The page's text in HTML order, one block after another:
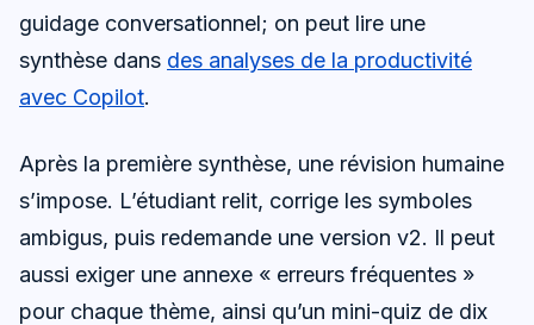
guidage conversationnel; on peut lire une
synthèse dans des analyses de la productivité
avec Copilot.
Après la première synthèse, une révision humaine
s’impose. L’étudiant relit, corrige les symboles
ambigus, puis redemande une version v2. Il peut
aussi exiger une annexe « erreurs fréquentes »
pour chaque thème, ainsi qu’un mini-quiz de dix